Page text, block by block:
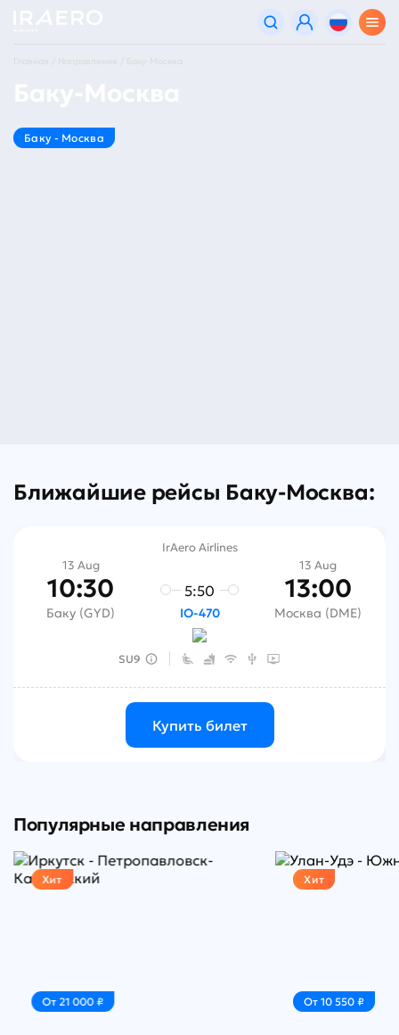
Главная Направления Баку-Москва
Баку - Москва
Ближайшие рейсы Баку-Москва:
IrAero Airlines
13 Aug
10:30
Баку (GYD)
5:50
IO-470
13 Aug
13:00
Москва (DME)
SU9
Купить билет
Популярные направления
Хит
От 21 000 ₽
Хит
От 10 550 ₽